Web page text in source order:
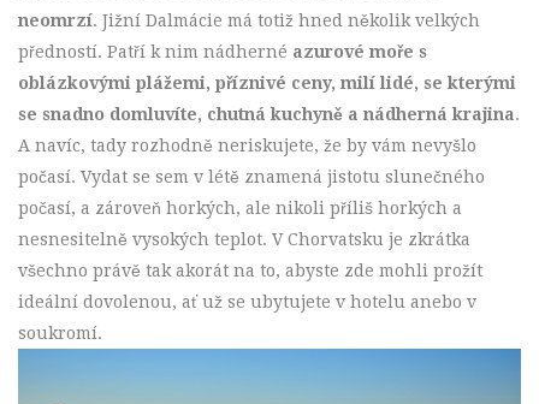
neomrzí. Jižní Dalmácie má totiž hned několik velkých
předností. Patří k nim nádherné azurové moře s
oblázkovými plážemi, příznivé ceny, milí lidé, se kterými
se snadno domluvíte, chutná kuchyně a nádherná krajina.
A navíc, tady rozhodně neriskujete, že by vám nevyšlo
počasí. Vydat se sem v létě znamená jistotu slunečného
počasí, a zároveň horkých, ale nikoli příliš horkých a
nesnesitelně vysokých teplot. V Chorvatsku je zkrátka
všechno právě tak akorát na to, abyste zde mohli prožít
ideální dovolenou, ať už se ubytujete v hotelu anebo v
soukromí.